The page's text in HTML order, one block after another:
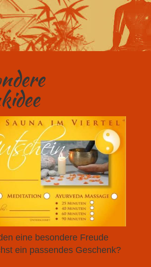
eine besondere Freude
ein passendes Geschenk?